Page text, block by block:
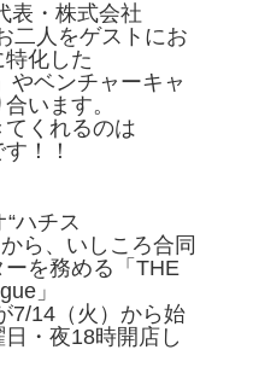
表・株式会社
二人をゲストにお
化した
やベンチャーキャ
います。
くれるのは
！！
ハチス
ら、いしころ合同
を務める「THE
」
7/14（火）から始
・夜18時開店し